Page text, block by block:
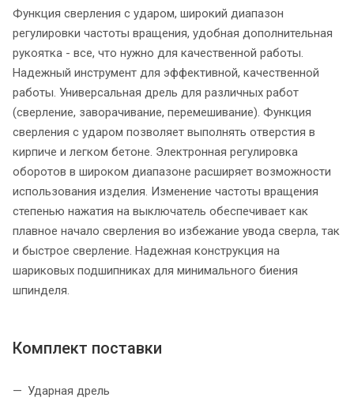
Функция сверления с ударом, широкий диапазон
регулировки частоты вращения, удобная дополнительная
рукоятка - все, что нужно для качественной работы.
Надежный инструмент для эффективной, качественной
работы. Универсальная дрель для различных работ
(сверление, заворачивание, перемешивание). Функция
сверления с ударом позволяет выполнять отверстия в
кирпиче и легком бетоне. Электронная регулировка
оборотов в широком диапазоне расширяет возможности
использования изделия. Изменение частоты вращения
степенью нажатия на выключатель обеспечивает как
плавное начало сверления во избежание увода сверла, так
и быстрое сверление. Надежная конструкция на
шариковых подшипниках для минимального биения
шпинделя.
Комплект поставки
Ударная дрель